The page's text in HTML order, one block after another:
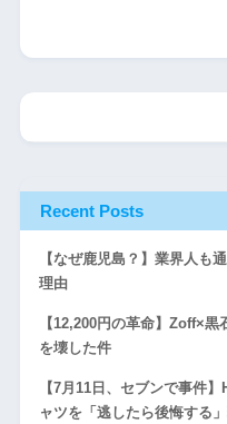
Recent Posts
【なぜ鹿児島？】業界人も
理由
【12,200円の革命】Zoff×黒
を壊した件
【7月11日、セブンで事件
ャツを「逃したら後悔する